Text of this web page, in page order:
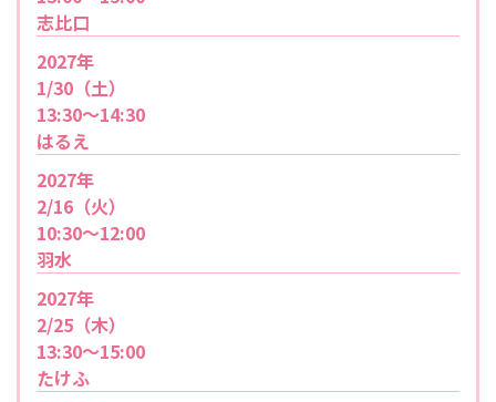
志比口
2027年
1/30（土）
13:30～14:30
はるえ
2027年
2/16（火）
10:30～12:00
羽水
2027年
2/25（木）
13:30～15:00
たけふ